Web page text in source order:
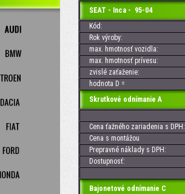
SEAT - Inca - 95-04
Kód:
Rok výroby:
max. hmotnosť vozidla:
max. hmotnosť prívesu:
zvislé zaťaženie:
hodnota D =
Skrutkové odnímanie A
Cena ťažného zariadenia s DPH:
Cena s montážou
Prepravné náklady s DPH:
Dostupnosť:
Bajonetové odnímanie C